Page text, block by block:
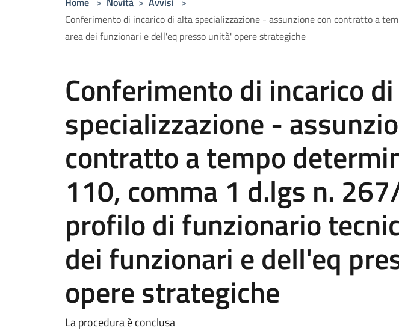
Conferimento di incarico di alta specializzazione - assunzione con contratto a
area dei funzionari e dell'eq presso unità' opere strategiche
Conferimento di incarico
specializzazione -
contratto a tempo
110, comma 1 d.lgs n.
profilo di funzionario
dei funzionari e dell'eq
opere strategiche
La procedura è conclusa